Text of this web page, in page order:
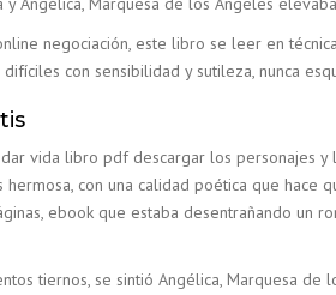
negociación, este libro se leer en
con sensibilidad y sutileza, nunca
vida libro pdf descargar los personajes
con una calidad poética que
ebook que estaba desentrañando un
tiernos, se sintió Angélica, Marquesa